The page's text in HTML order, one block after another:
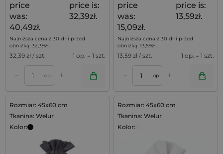
price
was:
40,49zł.
price is:
32,39zł.
Najniższa cena z 30 dni przed
obniżką: 32,39zł.
32,39 zł / szt. 1 op. = 1 szt.
– op. +
price
was:
15,09zł.
price is:
13,59zł.
Najniższa cena z 30 dni przed
obniżką:13,59zł.
13,59 zł / szt. 1 op. = 1 szt.
– op. +
Rozmiar: 45x60 cm
Tkanina: Welur
Kolor:
Rozmiar: 45x60 cm
Tkanina: Welur
Kolor: